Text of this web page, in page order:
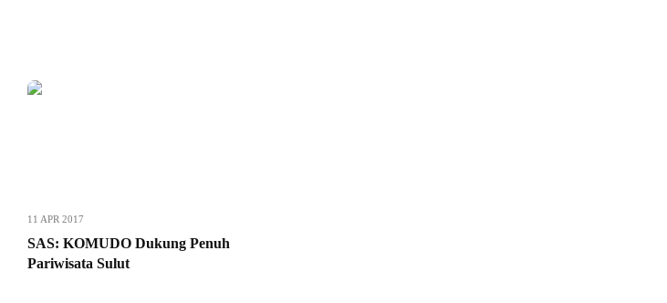
11 APR 2017
SAS: KOMUDO Dukung Penuh
Pariwisata Sulut